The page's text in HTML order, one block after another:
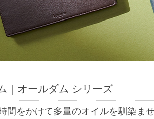
｜オールダム シリーズ
間をかけて多量のオイルを馴染ませ